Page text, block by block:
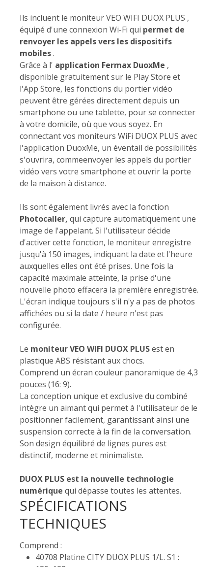
Ils incluent le moniteur VEO WIFI DUOX PLUS ,
équipé d'une connexion Wi-Fi qui permet de
renvoyer les appels vers les dispositifs
mobiles.
Grâce à l' application Fermax DuoxMe ,
disponible gratuitement sur le Play Store et
l'App Store, les fonctions du portier vidéo
peuvent être gérées directement depuis un
smartphone ou une tablette, pour se connecter
à votre domicile, où que vous soyez. En
connectant vos moniteurs WiFi DUOX PLUS avec
l'application DuoxMe, un éventail de possibilités
s'ouvrira, commeenvoyer les appels du portier
vidéo vers votre smartphone et ouvrir la porte
de la maison à distance.
Ils sont également livrés avec la fonction
Photocaller, qui capture automatiquement une
image de l'appelant. Si l'utilisateur décide
d'activer cette fonction, le moniteur enregistre
jusqu'à 150 images, indiquant la date et l'heure
auxquelles elles ont été prises. Une fois la
capacité maximale atteinte, la prise d'une
nouvelle photo effacera la première enregistrée.
L'écran indique toujours s'il n'y a pas de photos
affichées ou si la date / heure n'est pas
configurée.
Le moniteur VEO WIFI DUOX PLUSest en
plastique ABS résistant aux chocs.
Comprend un écran couleur panoramique de 4,3
pouces (16: 9).
La conception unique et exclusive du combiné
intègre un aimant qui permet à l'utilisateur de le
positionner facilement, garantissant ainsi une
suspension correcte à la fin de la conversation.
Son design équilibré de lignes pures est
distinctif, moderne et minimaliste.
DUOX PLUS est la nouvelle technologie
numérique qui dépasse toutes les attentes.
SPÉCIFICATIONS
TECHNIQUES
Comprend :
40708 Platine CITY DUOX PLUS 1/L. S1 :